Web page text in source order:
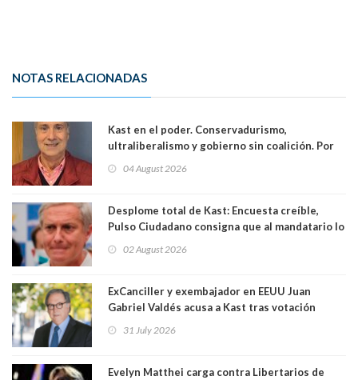
NOTAS RELACIONADAS
Kast en el poder. Conservadurismo,
ultraliberalismo y gobierno sin coalición. Por
04 August 2026
Desplome total de Kast: Encuesta creíble,
Pulso Ciudadano consigna que al mandatario lo
sacó en primera vuelta. Rechazo es de 58.9% y
64.8%
02 August 2026
ExCanciller y exembajador en EEUU Juan
Gabriel Valdés acusa a Kast tras votación
"Si hay una persona responsable es él"
31 July 2026
Evelyn Matthei carga contra Libertarios de